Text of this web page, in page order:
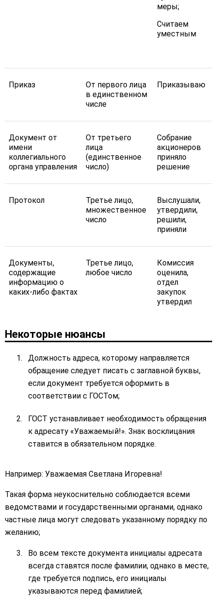
меры;
Считаем
уместным
Приказ
От первого лица
в единственном
числе
Приказываю
Документ от
имени
коллегиального
органа управления
От третьего
лица
(единственное
число)
Собрание
акционеров
приняло
решение
Протокол
Третье лицо,
множественное
число
Выслушали,
утвердили,
решили,
приняли
Документы,
содержащие
информацию о
каких-либо фактах
Третье лицо,
любое число
Комиссия
оценила,
отдел
закупок
утвердил
Некоторые нюансы
Должность адреса, которому направляется
обращение следует писать с заглавной буквы,
если документ требуется оформить в
соответствии с ГОСТом;
ГОСТ устанавливает необходимость обращения
к адресату «Уважаемый!». Знак восклицания
ставится в обязательном порядке.
Например: Уважаемая Светлана Игоревна!
Такая форма неукоснительно соблюдается всеми
ведомствами и государственными органами, однако
частные лица могут следовать указанному порядку по
желанию;
Во всем тексте документа инициалы адресата
всегда ставятся после фамилии, однако в месте,
где требуется подпись, его инициалы
указываются перед фамилией;